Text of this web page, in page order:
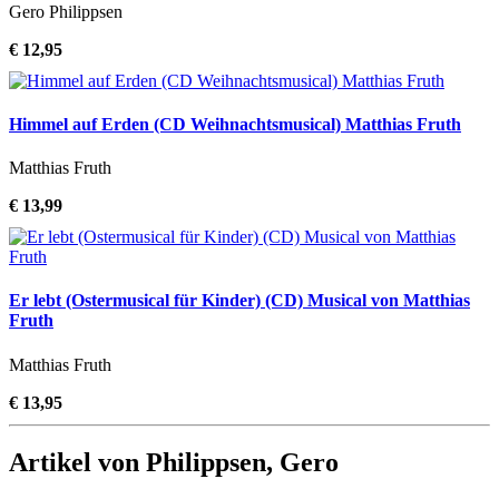
Gero Philippsen
€ 12,95
Himmel auf Erden (CD Weihnachtsmusical) Matthias Fruth
Matthias Fruth
€ 13,99
Er lebt (Ostermusical für Kinder) (CD) Musical von Matthias
Fruth
Matthias Fruth
€ 13,95
Artikel von Philippsen, Gero